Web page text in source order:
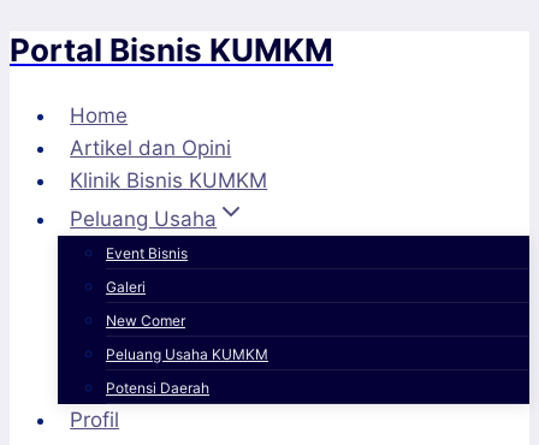
Skip
content
Portal Bisnis KUMKM
Home
Artikel dan Opini
Klinik Bisnis KUMKM
Peluang Usaha
Event Bisnis
Galeri
New Comer
Peluang Usaha KUMKM
Potensi Daerah
Profil